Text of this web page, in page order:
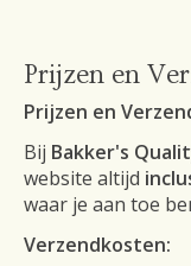
Prijzen en
Prijzen en
Bij Bakker's
website altijd
waar je aan toe
Verzendkosten: